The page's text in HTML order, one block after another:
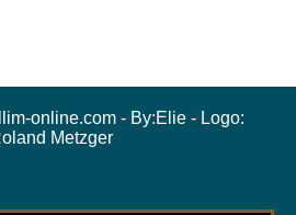
online.com - By:Elie- Logo:
Metzger